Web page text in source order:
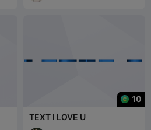
10
TEXT I LOVE U